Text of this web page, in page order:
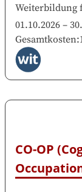
Weiterbildung
01.10.2026 –
Gesamtkosten:
CO-OP